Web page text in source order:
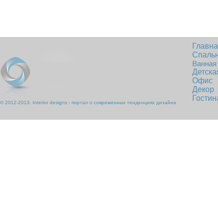
© 2012-2013, Interior designs - портал о современных тенденциях дизайна
Ванная
Офис
Декор